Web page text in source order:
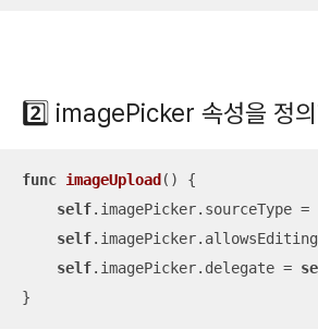
2️⃣ imagePicker 속성을 정
func imageUpload ()
{
self.imagePicker.sourceType =
self.imagePicker.allowsEditing
self.imagePicker.delegate =
}